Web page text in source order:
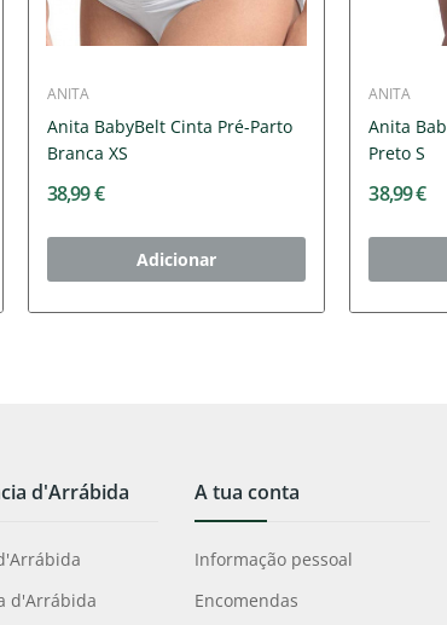
ANITA
Anita BabyBelt Cinta Pré-Parto
Branca XS
38,99 €
Adicionar
ANITA
Anita
Preto S
38,99 €
d'Arrábida
d'Arrábida
A tua conta
Informação pessoal
Encomendas